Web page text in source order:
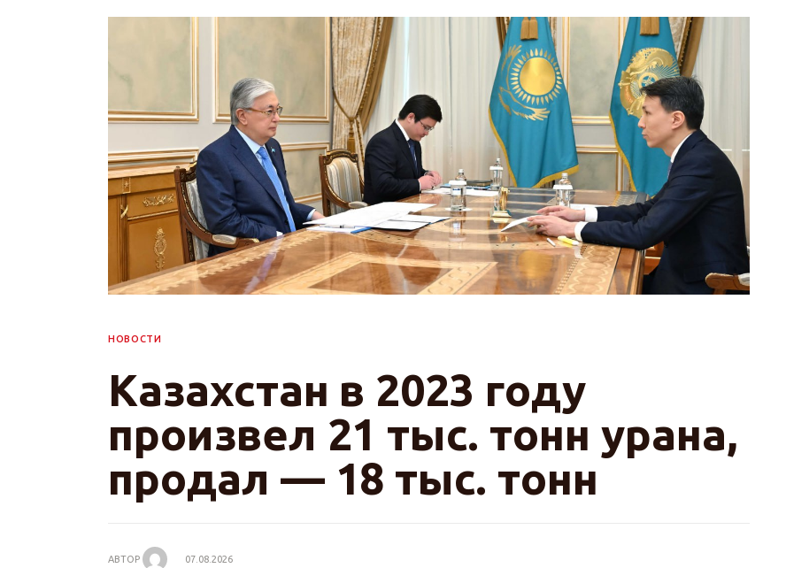
НОВОСТИ
Казахстан в 2023 году
произвел 21 тыс. тонн урана,
продал — 18 тыс. тонн
АВТОР 07.08.2026